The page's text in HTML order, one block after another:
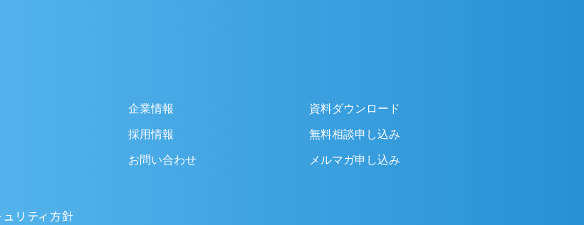
企業情報
採用情報
お問い合わせ
資料ダウンロード
無料相談申し込み
メルマガ申し込み
リティ方針